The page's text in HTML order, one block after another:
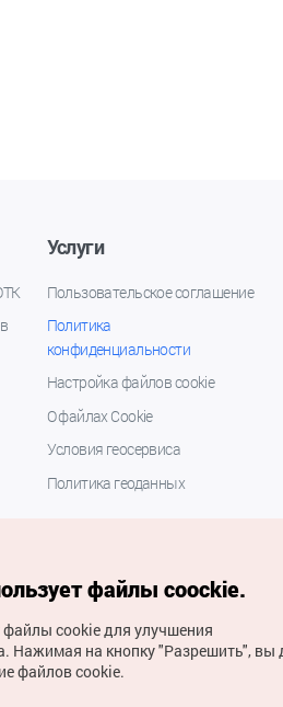
Услуги
Пользовательское соглашение
Политика
конфиденциальности
Настройка файлов cookie
О файлах Cookie
Условия геосервиса
Политика геоданных
туризма Кореи Все
файлы coockie.
файлы cookie для улучшения
Нажимая на кнопку "Разрешить", вы
файлов cookie.